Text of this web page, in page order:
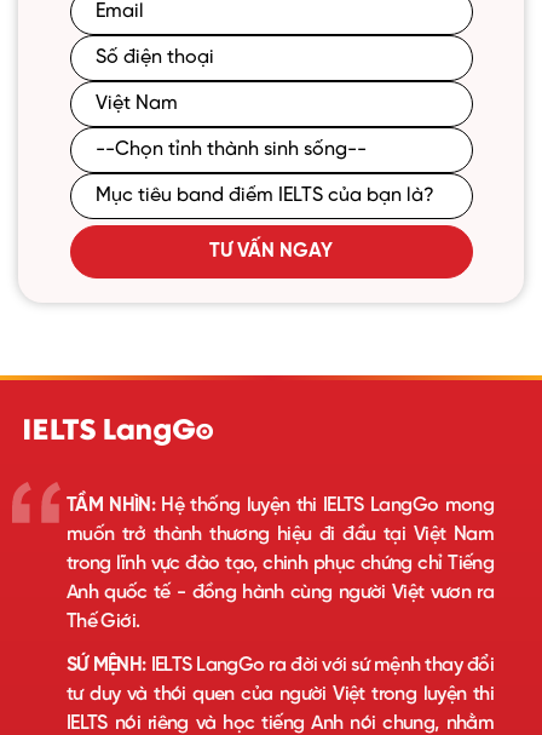
TƯ VẤN NGAY
TẦM NHÌN:Hệ thống luyện thi IELTS LangGo mong
muốn trở thành thương hiệu đi đầu tại Việt Nam
trong lĩnh vực đào tạo, chinh phục chứng chỉ Tiếng
Anh quốc tế - đồng hành cùng người Việt vươn ra
Thế Giới.
SỨ MỆNH:IELTS LangGo ra đời với sứ mệnh thay đổi
tư duy và thói quen của người Việt trong luyện thi
IELTS nói riêng và học tiếng Anh nói chung, nhằm